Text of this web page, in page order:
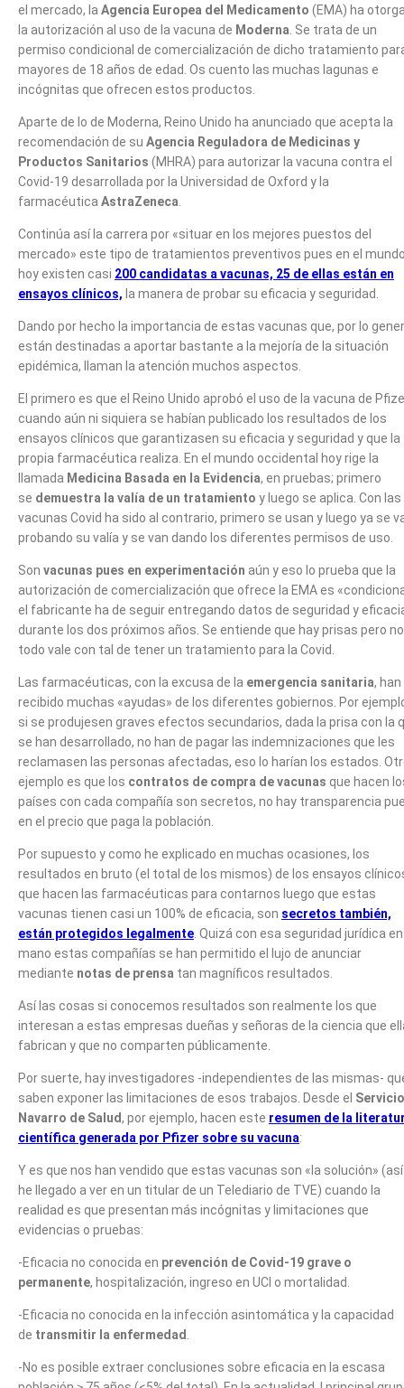
el mercado, la Agencia Europea del Medicamento (EMA) ha
la autorización al uso de la vacuna de Moderna . Se trata de un
permiso condicional de comercialización de dicho tratamiento
mayores de 18 años de edad. Os cuento las muchas lagunas e
incógnitas que ofrecen estos productos.
Aparte de lo de Moderna, Reino Unido ha anunciado que acepta la
recomendación de su Agencia Reguladora de Medicinas y
Productos Sanitarios (MHRA) para autorizar la vacuna contra el
Covid-19 desarrollada por la Universidad de Oxford y la
farmacéutica AstraZeneca
Continúa así la carrera por «situar en los mejores puestos del
mercado» este tipo de tratamientos preventivos pues en el
hoy existen casi 200 candidatas a vacunas, 25 de ellas están en
ensayos clínicos, la manera de probar su eficacia y seguridad.
Dando por hecho la importancia de estas vacunas que, por lo
están destinadas a aportar bastante a la mejoría de la situación
epidémica, llaman la atención muchos aspectos.
El primero es que el Reino Unido aprobó el uso de la vacuna de
cuando aún ni siquiera se habían publicado los resultados de los
ensayos clínicos que garantizasen su eficacia y seguridad y que la
propia farmacéutica realiza. En el mundo occidental hoy rige la
llamada Medicina Basada en la Evidencia, en pruebas; primero
se demuestra la valía de un tratamiento y luego se aplica. Con las
vacunas Covid ha sido al contrario, primero se usan y luego ya se
probando su valía y se van dando los diferentes permisos de uso.
Son vacunas pues en experimentación aún y eso lo prueba que la
autorización de comercialización que ofrece la EMA es
el fabricante ha de seguir entregando datos de seguridad y
durante los dos próximos años. Se entiende que hay prisas pero no
todo vale con tal de tener un tratamiento para la Covid.
Las farmacéuticas, con la excusa de la emergencia sanitaria, han
recibido muchas «ayudas» de los diferentes gobiernos. Por
si se produjesen graves efectos secundarios, dada la prisa con la
se han desarrollado, no han de pagar las indemnizaciones que les
reclamasen las personas afectadas, eso lo harían los estados.
ejemplo es que los contratos de compra de vacunas que hacen
países con cada compañía son secretos, no hay transparencia
en el precio que paga la población.
Por supuesto y como he explicado en muchas ocasiones, los
resultados en bruto (el total de los mismos) de los ensayos
que hacen las farmacéuticas para contarnos luego que estas
vacunas tienen casi un 100% de eficacia, son secretos también,
están protegidos legalmente . Quizá con esa seguridad jurídica
mano estas compañías se han permitido el lujo de anunciar
mediante notas de prensa tan magníficos resultados.
Así las cosas si conocemos resultados son realmente los que
interesan a estas empresas dueñas y señoras de la ciencia que
fabrican y que no comparten públicamente.
Por suerte, hay investigadores -independientes de las mismas-
saben exponer las limitaciones de esos trabajos. Desde el Servicio
Navarro de Salud, por ejemplo, hacen este resumen de la
científica generada por Pfizer sobre su vacuna:
Y es que nos han vendido que estas vacunas son «la solución»
he llegado a ver en un titular de un Telediario de TVE) cuando la
realidad es que presentan más incógnitas y limitaciones que
evidencias o pruebas:
-Eficacia no conocida en prevención de Covid-19 grave o
permanente, hospitalización, ingreso en UCI o mortalidad.
-Eficacia no conocida en la infección asintomática y la capacidad
de transmitir la enfermedad
-No es posible extraer conclusiones sobre eficacia en la escasa